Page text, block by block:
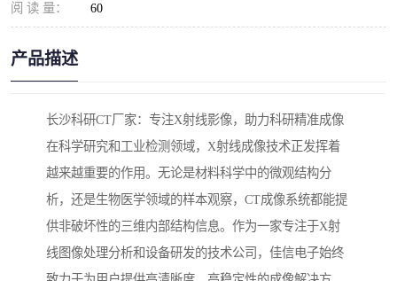
阅 读 量： 60
产品描述
长沙科研CT厂家：专注X射线影像，助力科研精准成像
在科学研究和工业检测领域，X射线成像技术正发挥着
越来越重要的作用。无论是材料科学中的微观结构分
析，还是生物医学领域的样本观察，CT成像系统都能提
供非破坏性的三维内部结构信息。作为一家专注于X射
线图像处理分析和设备研发的技术公司，佳信电子始终